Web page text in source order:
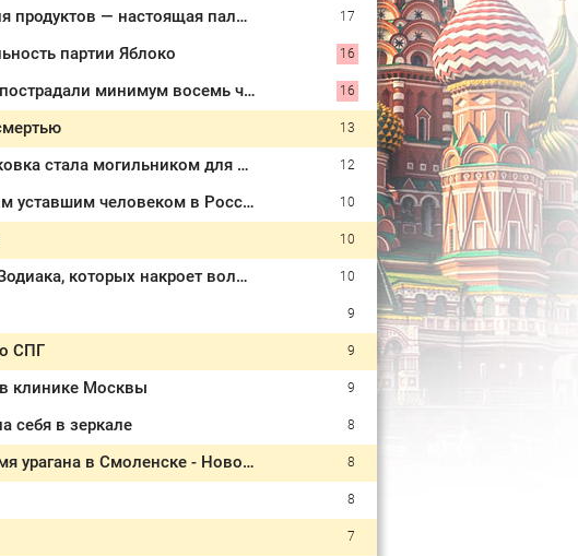
17
Купил в «Фикс Прайсе» пластиковый шоппер: использую не для продуктов — настоящая палочка-выручалочка на даче, теперь без него никуда
16
партии Яблоко
16
На видео попал момент наезда легковушки на пешеходов, где пострадали минимум восемь человек 06/08/2026 – Новости
13
12
«Ворвались на плечах, хлопцев били в упор»: Алексеево-Дружковка стала могильником для «птах Мадьяра»
10
На пределе сил: медсестра из Набережных Челнов стала самым уставшим человеком в России 06/08/2026 – Новости
10
10
Боги осыпают бриллиантами: Тамара Глоба назвала три знака Зодиака, которых накроет волной удачи с 7 августа
9
9
СПГ
9
клинике Москвы
8
себя в зеркале
8
Ребенок и женщина погибли из-за рухнувших деревьев во время урагана в Смоленске - Новости на Вести.ru
8
7